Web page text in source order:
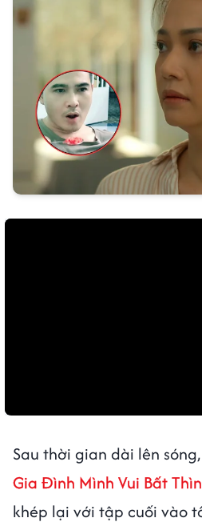
Sau thời gian dài lên
Gia Đình Mình Vui Bất
khép lại với tập cuối vào